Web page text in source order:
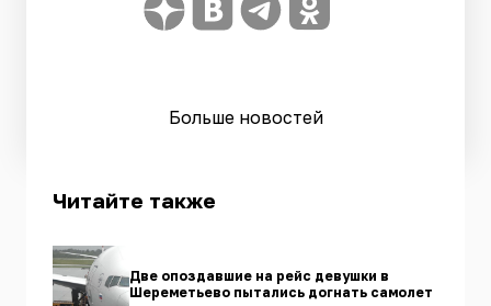
Больше новостей
Читайте также
Две опоздавшие на рейс девушки в
Шереметьево пытались догнать самолет